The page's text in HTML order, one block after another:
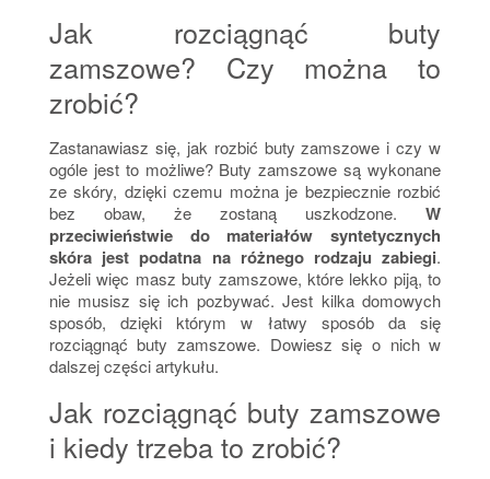
Jak rozciągnąć buty
zamszowe? Czy można to
zrobić?
Zastanawiasz się, jak rozbić buty zamszowe i czy w
ogóle jest to możliwe? Buty zamszowe są wykonane
ze skóry, dzięki czemu można je bezpiecznie rozbić
bez obaw, że zostaną uszkodzone.W
przeciwieństwie do materiałów syntetycznych
skóra jest podatna na różnego rodzaju zabiegi.
Jeżeli więc masz buty zamszowe, które lekko piją, to
nie musisz się ich pozbywać. Jest kilka domowych
sposób, dzięki którym w łatwy sposób da się
rozciągnąć buty zamszowe. Dowiesz się o nich w
dalszej części artykułu.
Jak rozciągnąć buty zamszowe
i kiedy trzeba to zrobić?